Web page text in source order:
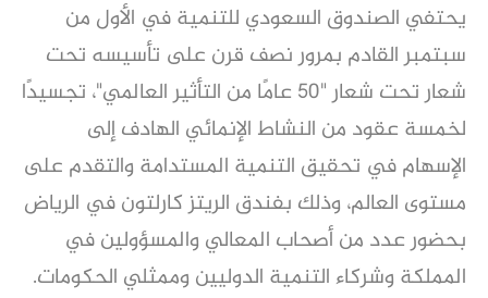
يحتفي الصندوق السعودي للتنمية في الأول من
سبتمبر القادم بمرور نصف قرن على تأسيسه تحت
شعار تحت شعار "50 عامًا من التأثير العالمي"، تجسيدًا
لخمسة عقود من النشاط الإنمائي الهادف إلى
الإسهام في تحقيق التنمية المستدامة والتقدم على
مستوى العالم، وذلك بفندق الريتز كارلتون في الرياض
بحضور عدد من أصحاب المعالي والمسؤولين في
المملكة وشركاء التنمية الدوليين وممثلي الحكومات.